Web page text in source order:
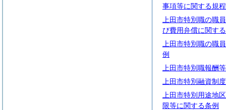
事項等に関する規程
上田市特別職の職
び費用弁償に関す
上田市特別職の職
例
上田市特別職報酬
上田市特別融資制
上田市特別用途地
限等に関する条例